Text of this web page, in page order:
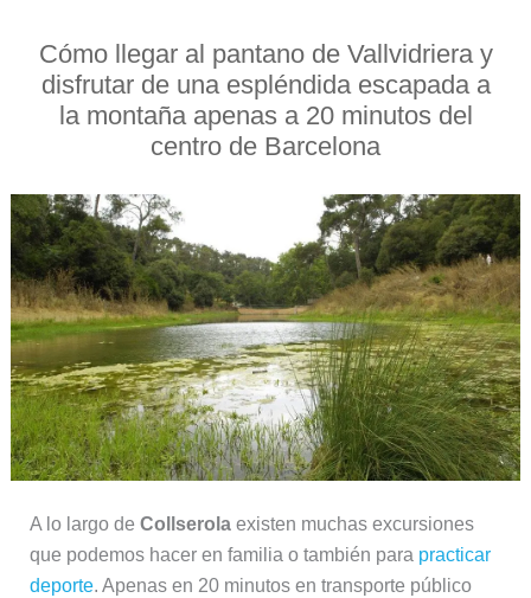
Cómo llegar al pantano de Vallvidriera y
disfrutar de una espléndida escapada a
la montaña apenas a 20 minutos del
centro de Barcelona
A lo largo de Collserola existen muchas excursiones
que podemos hacer en familia o también para practicar
deporte. Apenas en 20 minutos en transporte público